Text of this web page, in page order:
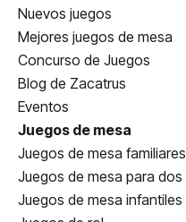
Nuevos juegos
Mejores juegos de mesa
Concurso de Juegos
Blog de Zacatrus
Eventos
Juegos de mesa
Juegos de mesa familiares
Juegos de mesa para dos
Juegos de mesa infantiles